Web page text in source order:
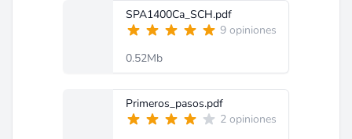
SPA1400Ca_SCH.pdf
9 opiniones
0.52Mb
Primeros_pasos.pdf
2 opiniones